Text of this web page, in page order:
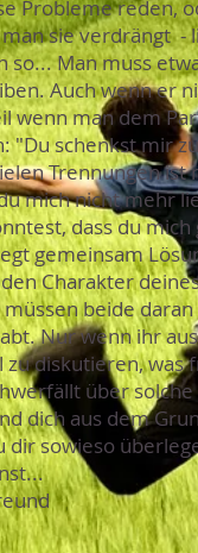
Probleme reden,
sie verdrängt -
Man muss
Auch wenn er
wenn man dem
"Du schenkst mir
Trennungen
mich nicht mehr
dass du
gemeinsam
Charakter
beide
Nur wenn ihr
diskutieren,
über
dich aus dem
sowieso